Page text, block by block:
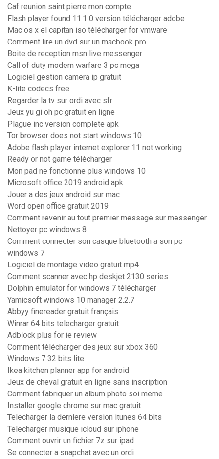
Caf reunion saint pierre mon compte
Flash player found 11.1 0 version télécharger adobe
Mac os x el capitan iso télécharger for vmware
Comment lire un dvd sur un macbook pro
Boite de reception msn live messenger
Call of duty modern warfare 3 pc mega
Logiciel gestion camera ip gratuit
K-lite codecs free
Regarder la tv sur ordi avec sfr
Jeux yu gi oh pc gratuit en ligne
Plague inc version complete apk
Tor browser does not start windows 10
Adobe flash player internet explorer 11 not working
Ready or not game télécharger
Mon pad ne fonctionne plus windows 10
Microsoft office 2019 android apk
Jouer a des jeux android sur mac
Word open office gratuit 2019
Comment revenir au tout premier message sur messenger
Nettoyer pc windows 8
Comment connecter son casque bluetooth a son pc
windows 7
Logiciel de montage video gratuit mp4
Comment scanner avec hp deskjet 2130 series
Dolphin emulator for windows 7 télécharger
Yamicsoft windows 10 manager 2.2.7
Abbyy finereader gratuit français
Winrar 64 bits telecharger gratuit
Adblock plus for ie review
Comment télécharger des jeux sur xbox 360
Windows 7 32 bits lite
Ikea kitchen planner app for android
Jeux de cheval gratuit en ligne sans inscription
Comment fabriquer un album photo soi meme
Installer google chrome sur mac gratuit
Telecharger la derniere version itunes 64 bits
Telecharger musique icloud sur iphone
Comment ouvrir un fichier 7z sur ipad
Se connecter a snapchat avec un ordi